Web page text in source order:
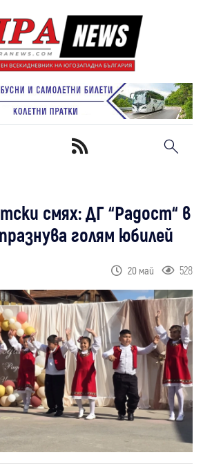
смях: ДГ “Радост“ в
голям юбилей
20 май 528